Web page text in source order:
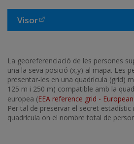
Visor
La georeferenciació de les persones
una la seva posició (x,y) al mapa. Les
presentar-les en una quadrícula (grid)
125 m i 250 m) compatible amb la
europea (EEA reference grid -
Per tal de preservar el secret estadístic
quadrícula on el nombre total de